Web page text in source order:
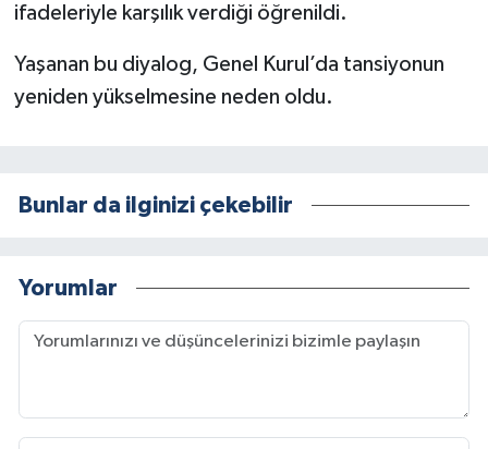
ifadeleriyle karşılık verdiği öğrenildi.
Yaşanan bu diyalog, Genel Kurul’da tansiyonun
yeniden yükselmesine neden oldu.
Bunlar da ilginizi çekebilir
Yorumlar